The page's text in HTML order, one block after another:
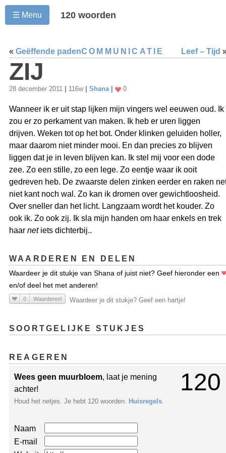
☰ Menu 120 woorden
« Geëffende paden Leef – Tijd
COMMUNICATIE
ZIJ
28 december 2011 116w Shana 0
Wanneer ik er uit stap lijken mijn vingers wel eeuwen oud. Ik
zou er zo perkament van maken. Ik heb er uren liggen
drijven. Weken tot op het bot. Onder klinken geluiden holler,
maar daarom niet minder mooi. En dan precies zo blijven
liggen dat je in leven blijven kan. Ik stel mij voor een dode
zee. Zo een stille, zo een lege. Zo eentje waar ik ooit
gedreven heb. De zwaarste delen zinken eerder en raken
niet kant noch wal. Zo kan ik dromen over gewichtloosheid.
Over sneller dan het licht. Langzaam wordt het kouder. Zo
ook ik. Zo ook zij. Ik sla mijn handen om haar enkels en trek
haar netiets dichterbij..
WAARDEREN EN DELEN
Waardeer je dit stukje van Shana of juist niet? Geef hieronder een
en/of deel het met anderen!
0 Waarderen! Waardeer je dit stukje? Geef een hartje!
SOORTGELIJKE STUKJES
REAGEREN
120
Wees geen muurbloem, laat je mening
achter!
Houd het netjes. Je hebt 120 woorden. Huisregels
Naam
E-mail